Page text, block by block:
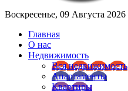
Воскресенье, 09 Августа 2026
Главная
О нас
Недвижимость
Вся недвижимость
Апартаменты
Квартиры